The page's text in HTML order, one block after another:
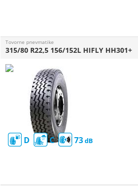
Tovorne pnevmatike
D C 73
315/80 R22,5 156/152L HIFLY HH301+